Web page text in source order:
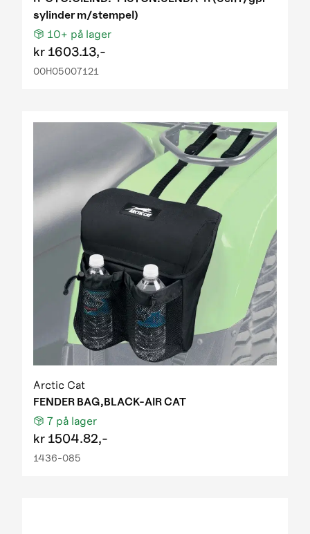
sylinder m/stempel)
10+ på lager
kr 1603.13,-
00H05007121
Arctic Cat
FENDER BAG,BLACK-AIR CAT
7 på lager
kr 1504.82,-
1436-085